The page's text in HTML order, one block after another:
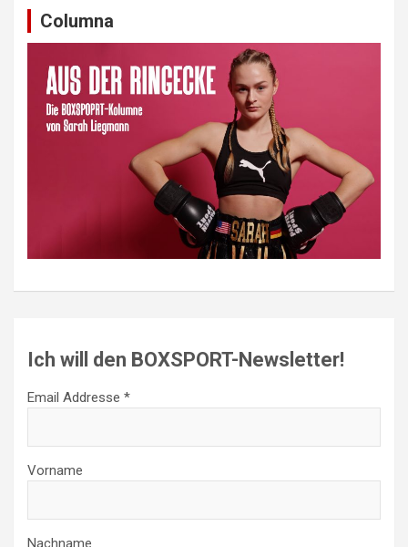
Columna
Ich will den BOXSPORT-Newsletter!
Email Addresse *
Vorname
Nachname